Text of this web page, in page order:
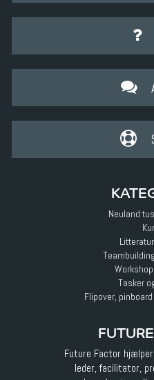
Neuland
Tasker
Flipover,
Future Factor
leder, facilitator,